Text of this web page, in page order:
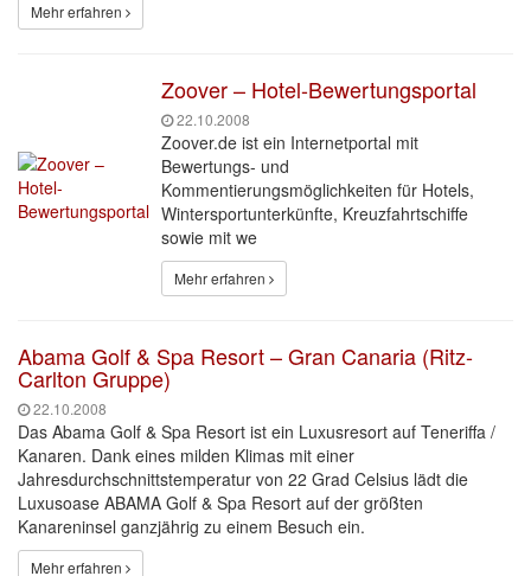
Mehr erfahren
Zoover – Hotel-Bewertungsportal
22.10.2008
Zoover.de ist ein Internetportal mit
Bewertungs- und
Kommentierungsmöglichkeiten für Hotels,
Wintersportunterkünfte, Kreuzfahrtschiffe
sowie mit we
Mehr erfahren
Abama Golf & Spa Resort – Gran Canaria (Ritz-
Carlton Gruppe)
22.10.2008
Das Abama Golf & Spa Resort ist ein Luxusresort auf Teneriffa /
Kanaren. Dank eines milden Klimas mit einer
Jahresdurchschnittstemperatur von 22 Grad Celsius lädt die
Luxusoase ABAMA Golf & Spa Resort auf der größten
Kanareninsel ganzjährig zu einem Besuch ein.
Mehr erfahren